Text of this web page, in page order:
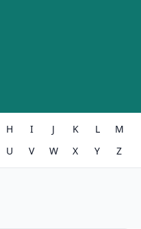
H I J K L
M
U V W X Y Z